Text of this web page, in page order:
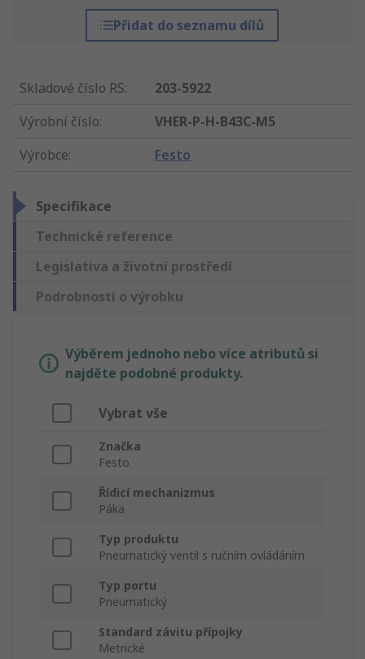
Přidat do seznamu dílů
Skladové číslo RS:
203-5922
Výrobní číslo:
VHER-P-H-B43C-M5
Výrobce: Festo
Specifikace
Technické reference
Legislativa a životní prostředí
Podrobnosti o výrobku
Výběrem jednoho nebo více atributů si
najděte podobné produkty.
Vybrat vše
Značka
Festo
Řídicí mechanizmus
Páka
Typ produktu
Pneumatický ventil s ručním ovládáním
Typ portu
Pneumatický
Standard závitu přípojky
Metrické